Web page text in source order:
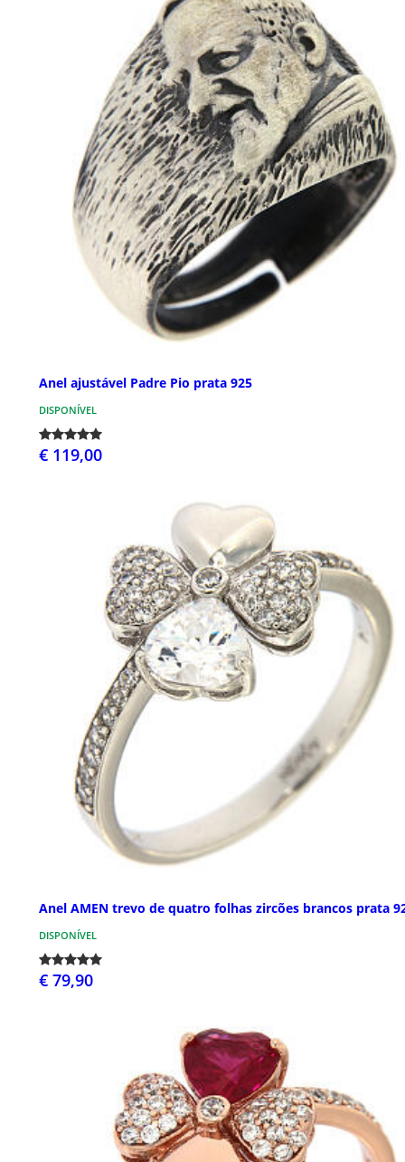
Anel ajustável Padre Pio prata 925
DISPONÍVEL
€ 119,00
Anel AMEN trevo de quatro folhas zircões brancos prata
DISPONÍVEL
€ 79,90